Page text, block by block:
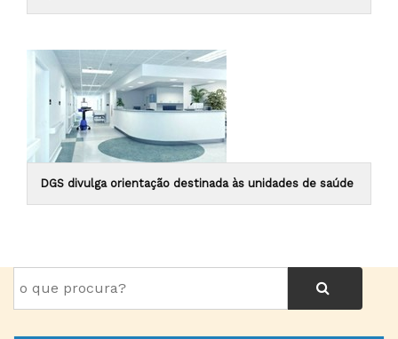
DGS divulga orientação destinada às unidades de saúde